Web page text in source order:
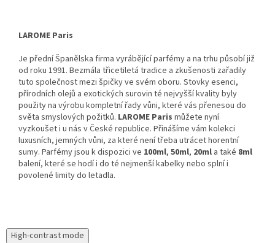
LAROME Paris
Je přední Španělska firma vyrábějící parfémy a na trhu působí již
od roku 1991. Bezmála třicetiletá tradice a zkušenosti zařadily
tuto společnost mezi špičky ve svém oboru. Stovky esenci,
přírodních olejů a exotických surovin té nejvyšší kvality byly
použity na výrobu kompletní řady vůni, které vás přenesou do
světa smyslových požitků. LAROME Paris můžete nyní
vyzkoušet i u nás v České republice. Přinášíme vám kolekci
luxusních, jemných vůni, za které není třeba utrácet horentní
sumy. Parfémy jsou k dispozici ve 100ml, 50ml, 20ml a také 8ml
balení, které se hodí i do té nejmenší kabelky nebo splní i
povolené limity do letadla.
High-contrast mode